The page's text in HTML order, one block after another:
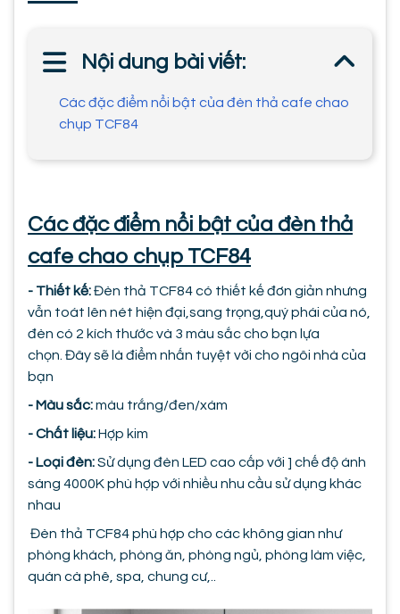
Nội dung bài viết:
Các đặc điểm nổi bật của đèn thả cafe chao
chụp TCF84
Các đặc điểm nổi bật của đèn thả
cafe chao chụp TCF84
- Thiết kế:Đèn thả TCF84 có thiết kế đơn giản nhưng
vẫn toát lên nét hiện đại,sang trọng,quý phái của nó,
đèn có 2 kích thước và 3 màu sắc cho bạn lựa
chọn. Đây sẽ là điểm nhấn tuyệt vời cho ngôi nhà của
bạn
- Màu sắc:màu trắng/đen/xám
- Chất liệu:Hợp kim
- Loại đèn:Sử dụng đèn LED cao cấp với ] chế độ ánh
sáng 4000K phù hợp với nhiều nhu cầu sử dụng khác
nhau
Đèn thả TCF84 phù hợp cho các không gian như
phòng khách, phòng ăn, phòng ngủ, phòng làm việc,
quán cà phê, spa, chung cư,..